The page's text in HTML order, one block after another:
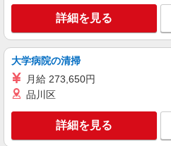
時給1,650円〜 ◆月収例）337,692円 (1,650円
×8h×20.6日+残業20h+深夜
(時給+割増) ・残
翌5時)：2,063円
広島県府中市
キープ
人材プロオフィス株式会社
歯車の加工機械
詳細を見る
大学病院の清掃
月給 273,650円
品川区
詳細を見る